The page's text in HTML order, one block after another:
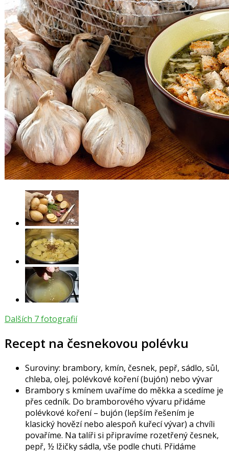
Dalších 7 fotografií
Recept na česnekovou polévku
Suroviny: brambory, kmín, česnek, pepř, sádlo, sůl,
chleba, olej, polévkové koření (bujón) nebo vývar
Brambory s kmínem uvaříme do měkka a scedíme je
přes cedník. Do bramborového vývaru přidáme
polévkové koření – bujón (lepším řešením je
klasický hovězí nebo alespoň kuřecí vývar) a chvíli
povaříme. Na talíři si připravíme rozetřený česnek,
pepř, ½ lžičky sádla, vše podle chuti. Přidáme